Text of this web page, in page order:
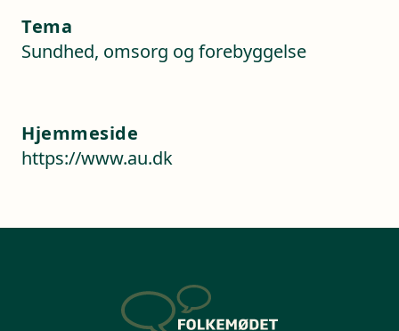
Tema
Sundhed, omsorg og forebyggelse
Hjemmeside
https://www.au.dk